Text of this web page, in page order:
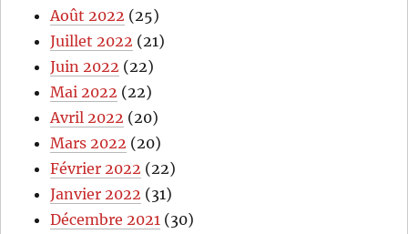
Août 2022 (25)
Juillet 2022 (21)
Juin 2022 (22)
Mai 2022 (22)
Avril 2022 (20)
Mars 2022 (20)
Février 2022 (22)
Janvier 2022 (31)
Décembre 2021 (30)